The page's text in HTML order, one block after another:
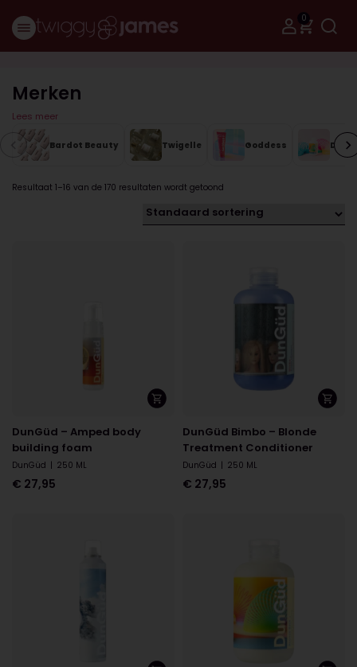
0
Merken
Lees meer
Bardot Beauty Twigelle Goddess
Resultaat 1–16 van de 170 resultaten wordt getoond
DunGüd – Amped body
building foam
DunGüd | 250 ML
€ 27,95
DunGüd Bimbo – Blonde
Treatment Conditioner
DunGüd | 250 ML
€ 27,95